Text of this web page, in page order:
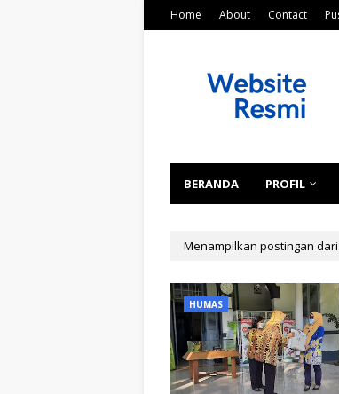
Home About Contact
BERANDA PROFIL
Menampilkan postingan dari
HUMAS